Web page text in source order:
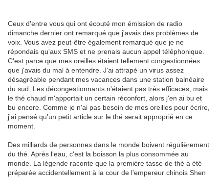
Ceux d'entre vous qui ont écouté mon émission de radio
dimanche dernier ont remarqué que j'avais des problèmes de
voix. Vous avez peut-être également remarqué que je ne
répondais qu'aux SMS et ne prenais aucun appel téléphonique.
C'est parce que mes oreilles étaient tellement congestionnées
que j'avais du mal à entendre. J'ai attrapé un virus assez
désagréable pendant mes vacances dans une station balnéaire
du sud. Les décongestionnants n'étaient pas très efficaces, mais
le thé chaud m'apportait un certain réconfort, alors j'en ai bu et
bu encore. Comme je n'ai pas besoin de mes oreilles pour écrire,
j'ai pensé qu'un petit article sur le thé serait approprié en ce
moment.
Des milliards de personnes dans le monde boivent régulièrement
du thé. Après l'eau, c'est la boisson la plus consommée au
monde. La légende raconte que la première tasse de thé a été
préparée accidentellement à la cour de l'empereur chinois Shen